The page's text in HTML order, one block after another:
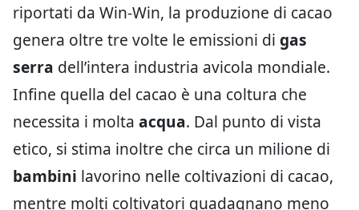
riportati da Win-Win, la produzione di cacao
genera oltre tre volte le emissioni di gas
serra dell’intera industria avicola mondiale.
Infine quella del cacao è una coltura che
necessita i molta acqua. Dal punto di vista
etico, si stima inoltre che circa un milione di
bambini lavorino nelle coltivazioni di cacao,
mentre molti coltivatori guadagnano meno